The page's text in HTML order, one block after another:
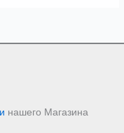
нашего Магазина